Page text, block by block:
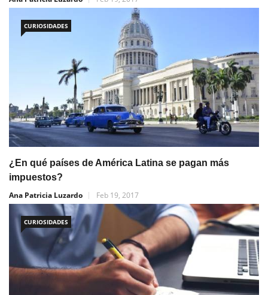
CURIOSIDADES
¿En qué países de América Latina se pagan más
impuestos?
Ana Patricia Luzardo
Feb 19, 2017
CURIOSIDADES